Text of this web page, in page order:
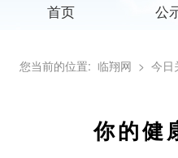
首页 公
您当前的位置: 临翔网 > 今日
你的健